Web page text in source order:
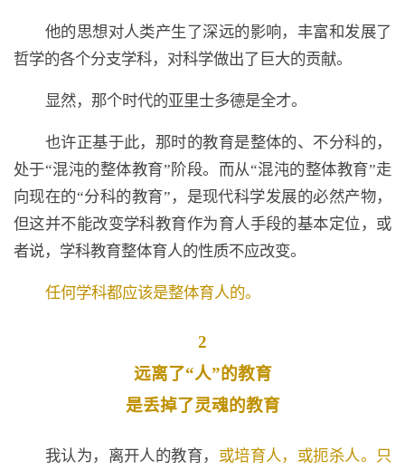
他的思想对人类产生了深远的影响，丰富和发展了
哲学的各个分支学科，对科学做出了巨大的贡献。
显然，那个时代的亚里士多德是全才。
也许正基于此，那时的教育是整体的、不分科的，
处于“混沌的整体教育”阶段。而从“混沌的整体教育”走
向现在的“分科的教育”，是现代科学发展的必然产物，
但这并不能改变学科教育作为育人手段的基本定位，或
者说，学科教育整体育人的性质不应改变。
任何学科都应该是整体育人的。
2
远离了“人”的教育
是丢掉了灵魂的教育
我认为，离开人的教育， 或培育人，或扼杀人。只